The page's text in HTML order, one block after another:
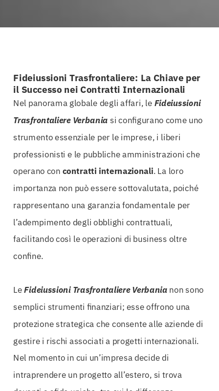
Fideiussioni Trasfrontaliere: La Chiave per
il Successo nei Contratti Internazionali
Nel panorama globale degli affari, le Fideiussioni
Trasfrontaliere Verbania si configurano come uno
strumento essenziale per le imprese, i liberi
professionisti e le pubbliche amministrazioni che
operano con contratti internazionali. La loro
importanza non può essere sottovalutata, poiché
rappresentano una garanzia fondamentale per
l’adempimento degli obblighi contrattuali,
facilitando così le operazioni di business oltre
confine.
LeFideiussioni Trasfrontaliere Verbania non sono
semplici strumenti finanziari; esse offrono una
protezione strategica che consente alle aziende di
gestire i rischi associati a progetti internazionali.
Nel momento in cui un’impresa decide di
intraprendere un progetto all’estero, si trova